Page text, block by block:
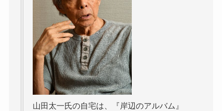
山田太一氏の自宅は、『岸辺のアルバム』